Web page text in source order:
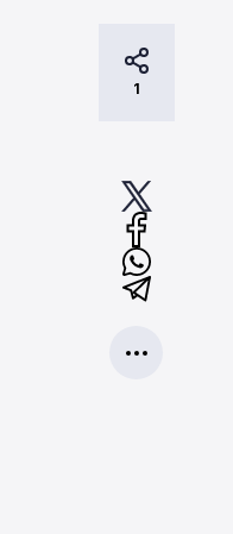
1